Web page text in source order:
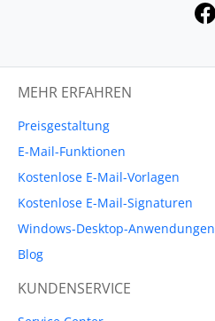
MEHR ERFAHREN
Preisgestaltung
E-Mail-Funktionen
Kostenlose E-Mail-Vorlagen
Kostenlose E-Mail-Signaturen
Windows-Desktop-Anwendungen
Blog
KUNDENSERVICE